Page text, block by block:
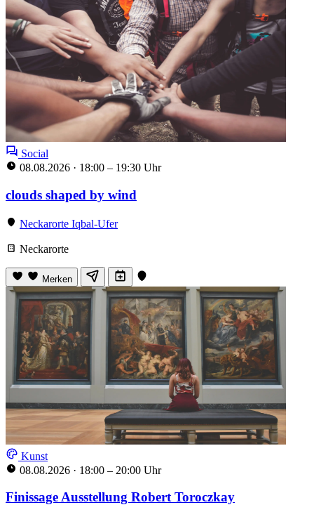
Social
08.08.2026 · 18:00 – 19:30 Uhr
clouds shaped by wind
Neckarorte Iqbal-Ufer
Neckarorte
Merken
Kunst
08.08.2026 · 18:00 – 20:00 Uhr
Finissage Ausstellung Robert Toroczkay